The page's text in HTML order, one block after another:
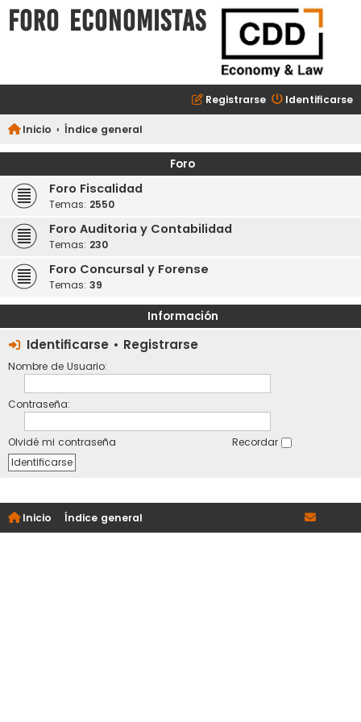
FORO ECONOMISTAS
Identificarse
Registrarse
Inicio Índice general
Foro
Foro Fiscalidad
Temas: 2550
Foro Auditoria y Contabilidad
Temas: 230
Foro Concursal y Forense
Temas: 39
Información
Identificarse• Registrarse
Nombre de Usuario:
Contraseña:
Olvidé mi contraseña Recordar
Inicio Índice general